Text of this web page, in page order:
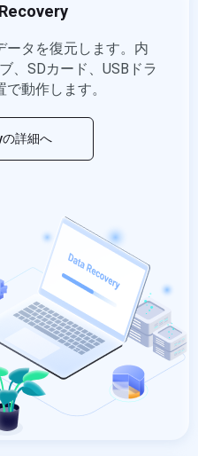
ータを復元します。内
、SDカード、USBドラ
動作します。
詳細へ